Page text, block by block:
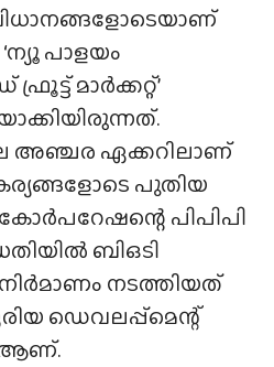
പാളയം
മാർക്കറ്റ്’
അഞ്ചര ഏക്കറിലാണ്
പുതിയ
കോർപറേഷന്റെ പിപിപി
ബിഒടി
നടത്തിയത്
ഡെവലപ്പ്മെന്റ്
ആണ്.